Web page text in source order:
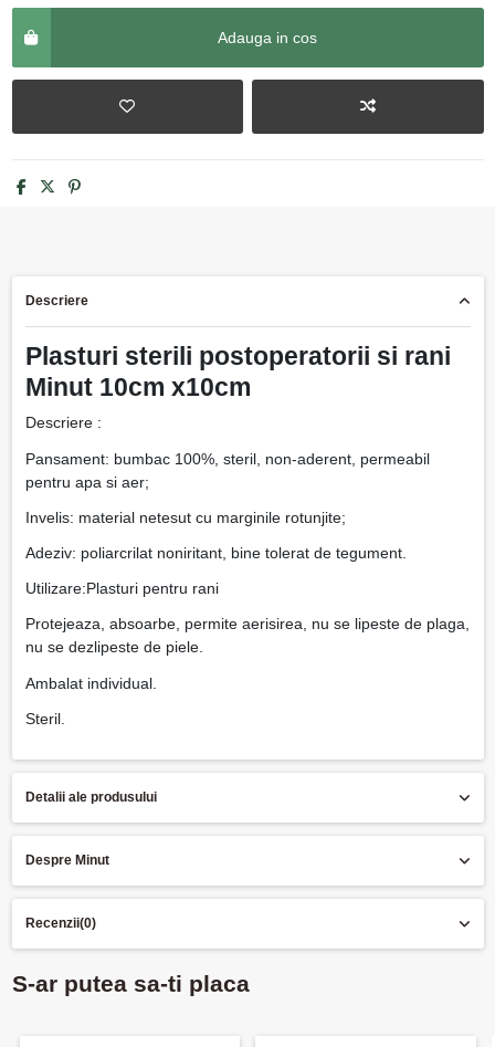
Adauga in cos
Descriere
Plasturi sterili postoperatorii si rani
Minut 10cm x10cm
Descriere :
Pansament: bumbac 100%, steril, non-aderent, permeabil
pentru apa si aer;
Invelis: material netesut cu marginile rotunjite;
Adeziv: poliarcrilat noniritant, bine tolerat de tegument.
Utilizare:Plasturi pentru rani
Protejeaza, absoarbe, permite aerisirea, nu se lipeste de plaga,
nu se dezlipeste de piele.
Ambalat individual.
Steril.
Detalii ale produsului
Despre Minut
Recenzii(0)
S-ar putea sa-ti placa